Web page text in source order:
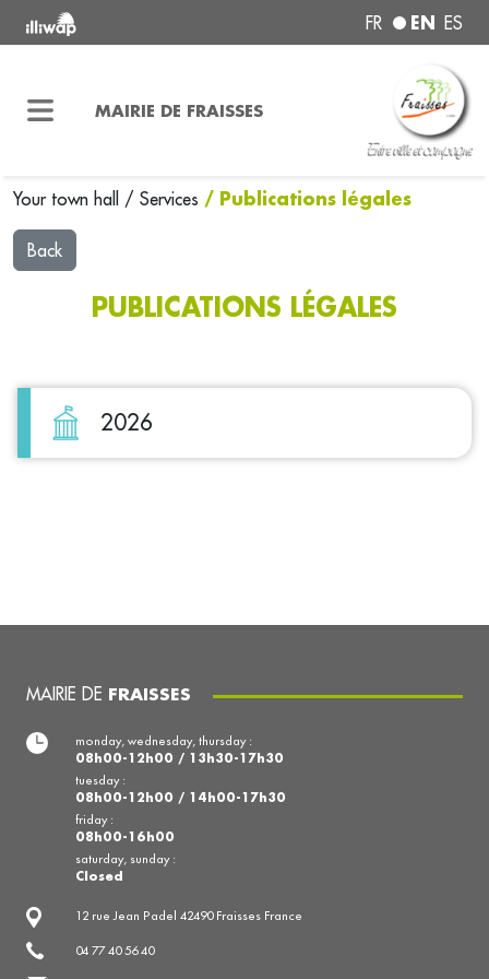
FR EN ES
MAIRIE DE FRAISSES
Your town hall / Services / Publications légales
Back
PUBLICATIONS LÉGALES
2026
MAIRIE DE FRAISSES
12 rue Jean Padel 42490 Fraisses France
04 77 40 56 40
monday, wednesday, thursday :
08h00-12h00 / 13h30-17h30
tuesday :
08h00-12h00 / 14h00-17h30
friday :
08h00-16h00
saturday, sunday :
Closed